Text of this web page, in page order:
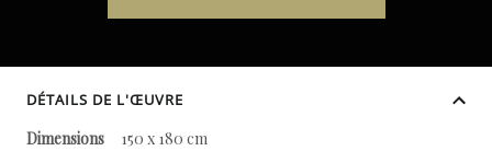
DÉTAILS DE L'ŒUVRE
Dimensions
150 x 180 cm